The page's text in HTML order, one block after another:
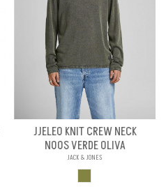
JJELEO KNIT CREW NECK
NOOS VERDE OLIVA
JACK & JONES